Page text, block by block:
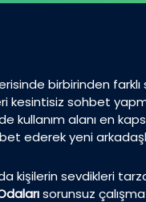
birbirinden farklı
kesintisiz sohbet
kullanım alanı en
ederek yeni
kişilerin sevdikleri
sorunsuz